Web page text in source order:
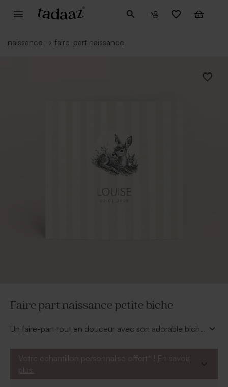
naissance → faire-part naissance
Faire part naissance petite biche
Un faire-part tout en douceur avec son adorable biche
élégantes. Personnalisé au prénom et à la date de
naissance, il célèbre l’arrivée de bébé avec délicatesse
et poésie.
Votre échantillon personnalisé offert* ! En savoir
plus.